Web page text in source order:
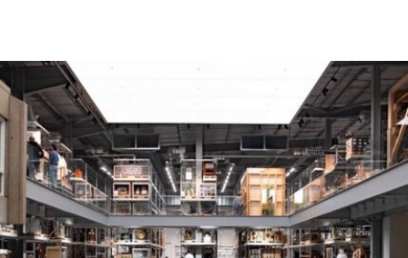
他的作品将城市空间视为承载着记忆、监视与控制
体系的活体。他常驻巴黎和雅典，其作品曾在纽约
现代艺术博物馆和伦敦当代艺术中心展出。
哈恩·内夫肯基金会是一家专注于影像艺术创作的非
营利组织，致力于扶持新兴及中生代影像艺术家。
基金会主要通过资助和委任创作，在全球范围内支
持影像新作品的创作。